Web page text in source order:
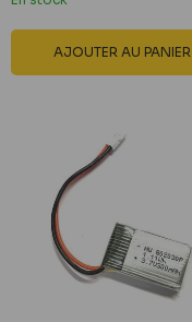
AJOUTER AU PANIER